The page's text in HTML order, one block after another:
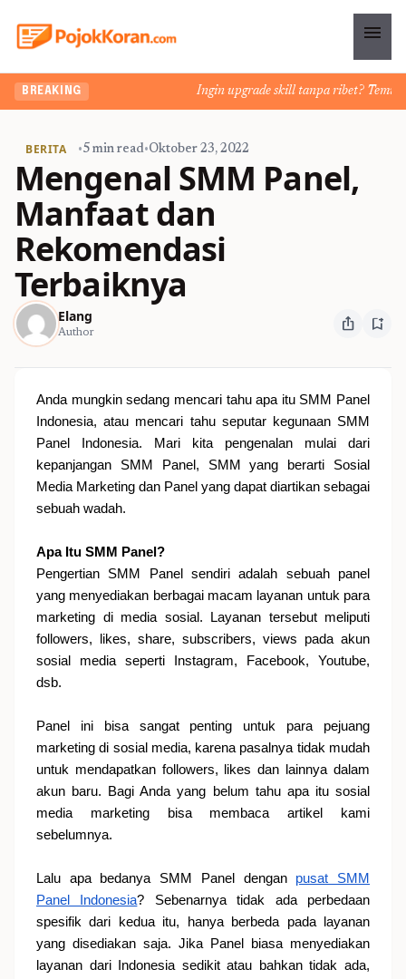
menu
BREAKING Ingin upgrade skill tanpa ribet? Temukan
BERITA •5 min read•Oktober 23, 2022
Mengenal SMM Panel,
Manfaat dan
Rekomendasi
Terbaiknya
Elang
Author ios_share bookmark_add
Anda mungkin sedang mencari tahu apa itu SMM Panel
Indonesia, atau mencari tahu seputar kegunaan SMM
Panel Indonesia. Mari kita pengenalan mulai dari
kepanjangan SMM Panel, SMM yang berarti Sosial
Media Marketing dan Panel yang dapat diartikan sebagai
sebuah wadah.
Apa Itu SMM Panel?
Pengertian SMM Panel sendiri adalah sebuah panel
yang menyediakan berbagai macam layanan untuk para
marketing di media sosial. Layanan tersebut meliputi
followers, likes, share, subscribers, views pada akun
sosial media seperti Instagram, Facebook, Youtube,
dsb.
Panel ini bisa sangat penting untuk para pejuang
marketing di sosial media, karena pasalnya tidak mudah
untuk mendapatkan followers, likes dan lainnya dalam
akun baru. Bagi Anda yang belum tahu apa itu sosial
media marketing bisa membaca artikel kami
sebelumnya.
Lalu apa bedanya SMM Panel dengan pusat SMM
Panel Indonesia? Sebenarnya tidak ada perbedaan
spesifik dari kedua itu, hanya berbeda pada layanan
yang disediakan saja. Jika Panel biasa menyediakan
layanan dari Indonesia sedikit atau bahkan tidak ada,